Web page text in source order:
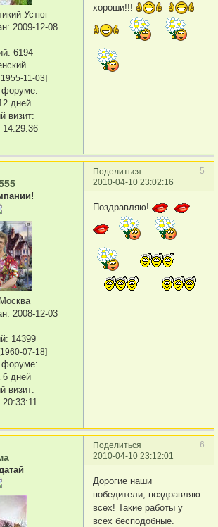
Устюг
: 2009-12-08
6194
[1955-11-03]
форуме:
дней
визит:
14:29:36
хороши!!!
Поделиться
5
2010-04-10 23:02:16
Москва
: 2008-12-03
14399
[1960-07-18]
форуме:
6 дней
визит:
20:33:11
Поздравляю!
Поделиться
6
2010-04-10 23:12:01
Дорогие наши
победители, поздравляю
всех! Такие работы у
всех бесподобные.